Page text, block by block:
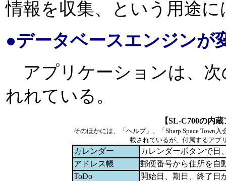
情報を収集、という用途
●データベースエンジンが
アプリケーションは、次
れれている。
【SL-C700の内
そのほかには、「ヘルプ」、「Sharp Space Town
載されているが、付属するアプ
カレンダー
カレンダーボタンで日
アドレス帳
郵便番号から住所を自
ToDo
開始日、期日、終了日